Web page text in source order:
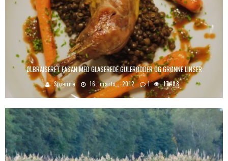
ØLBRAISERET FASAN MED GLASEREDE GULERØDDER OG GRØNNE LINSER
Sjoenne 16. marts , 2012 1 17488